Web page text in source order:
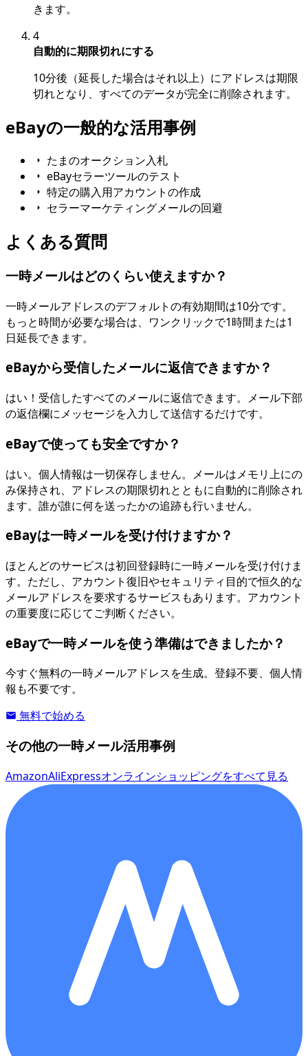
きます。
4
自動的に期限切れにする
10分後（延長した場合はそれ以上）にアドレスは期限
切れとなり、すべてのデータが完全に削除されます。
eBayの一般的な活用事例
たまのオークション入札
eBayセラーツールのテスト
特定の購入用アカウントの作成
セラーマーケティングメールの回避
よくある質問
一時メールはどのくらい使えますか？
一時メールアドレスのデフォルトの有効期間は10分です。
もっと時間が必要な場合は、ワンクリックで1時間または1
日延長できます。
eBayから受信したメールに返信できますか？
はい！受信したすべてのメールに返信できます。メール下部
の返信欄にメッセージを入力して送信するだけです。
eBayで使っても安全ですか？
はい。個人情報は一切保存しません。メールはメモリ上にの
み保持され、アドレスの期限切れとともに自動的に削除され
ます。誰が誰に何を送ったかの追跡も行いません。
eBayは一時メールを受け付けますか？
ほとんどのサービスは初回登録時に一時メールを受け付けま
す。ただし、アカウント復旧やセキュリティ目的で恒久的な
メールアドレスを要求するサービスもあります。アカウント
の重要度に応じてご判断ください。
eBayで一時メールを使う準備はできましたか？
今すぐ無料の一時メールアドレスを生成。登録不要、個人情
報も不要です。
無料で始める
その他の一時メール活用事例
AmazonAliExpressオンラインショッピングをすべて見る